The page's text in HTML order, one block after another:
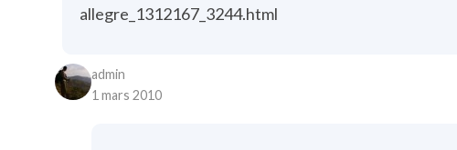
allegre_1312167_3244.html
admin
1 mars 2010